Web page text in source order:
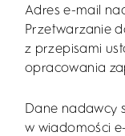
Adres e-mail
Przetwarzanie
z przepisami
opracowania
Dane nadawcy
w wiadomości